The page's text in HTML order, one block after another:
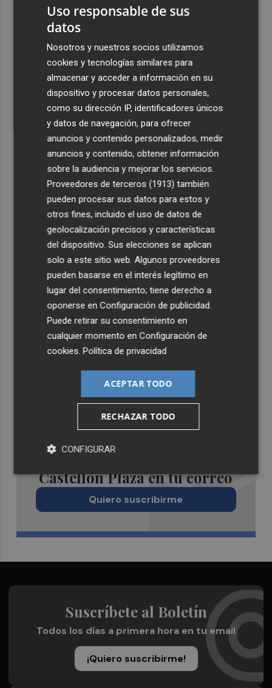
El once del Valencia CF para el último Trofeu Taronja de
Mestalla
Aemet prevé peligro de incendios "muy alto" o
"extremo" en la mayor parte de la Península y Baleares
el día del eclipse
Company: “Estamos comenzando a ver el equipo que
queremos ver en la Liga”
Ocho helicópteros, un avión y más de 100 brigadas se
movilizan en Moratalla por un incendio forestal
Recibe toda la actualidad de
Castellón Plaza en tu correo
Quiero suscribirme
Suscríbete al Boletín
Todos los días a primera hora en tu email
¡Quiero suscribirme!
Uso responsable de sus
datos
Nosotros y nuestros socios utilizamos
cookies y tecnologías similares para
almacenar y acceder a información en su
dispositivo y procesar datos personales,
como su dirección IP, identificadores únicos
y datos de navegación, para ofrecer
anuncios y contenido personalizados, medir
anuncios y contenido, obtener información
sobre la audiencia y mejorar los servicios.
Proveedores de terceros (1913) también
pueden procesar sus datos para estos y
otros fines, incluido el uso de datos de
geolocalización precisos y características
del dispositivo. Sus elecciones se aplican
solo a este sitio web. Algunos proveedores
pueden basarse en el interés legítimo en
lugar del consentimiento; tiene derecho a
oponerse enConfiguración de publicidad.
Puede retirar su consentimiento en
cualquier momento enConfiguración de
cookies.Política de privacidad
ACEPTAR TODO
RECHAZAR TODO
CONFIGURAR